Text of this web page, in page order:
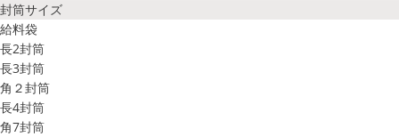
封筒サイズ
給料袋
長2封筒
長3封筒
角２封筒
長4封筒
角7封筒